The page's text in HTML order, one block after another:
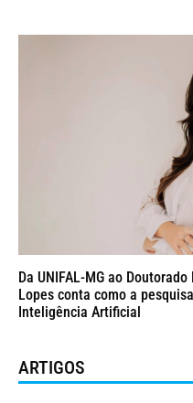
Da UNIFAL-MG ao
Lopes conta como a
Inteligência Artificial
ARTIGOS